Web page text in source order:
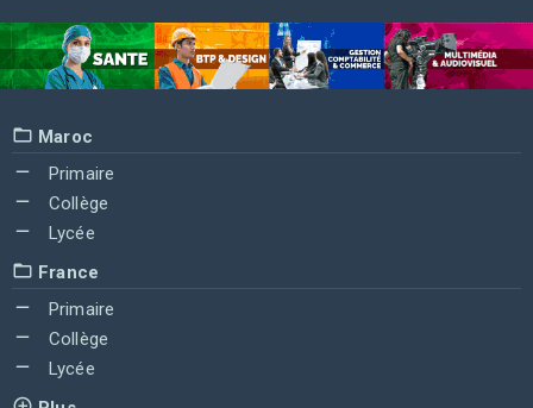
Maroc
Primaire
Collège
Lycée
France
Primaire
Collège
Lycée